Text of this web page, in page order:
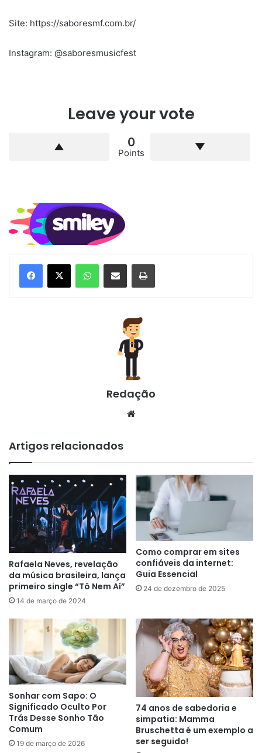
Site: https://saboresmf.com.br/
Instagram: @saboresmusicfest
Leave your vote
0
Points
WhatsApp
Compartilhar via e-mail Imprimir
Redação
Artigos relacionados
Rafaela Neves, revelação
da música brasileira, lança
primeiro single “Tô Nem Aí”
14 de março de 2024
Como comprar em sites
confiáveis da internet:
Guia Essencial
24 de dezembro de 2025
Sonhar com Sapo: O
Significado Oculto Por
Trás Desse Sonho Tão
Comum
19 de março de 2026
74 anos de sabedoria e
simpatia: Mamma
Bruschetta é um exemplo a
ser seguido!